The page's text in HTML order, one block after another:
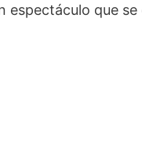
espectáculo que